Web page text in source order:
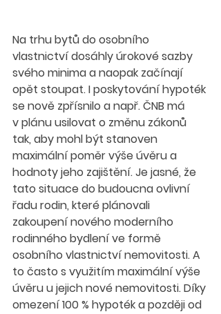
Na trhu bytů do osobního
vlastnictví dosáhly úrokové sazby
svého minima a naopak začínají
opět stoupat. I poskytování hypoték
se nově zpřísnilo a např. ČNB má
v plánu usilovat o změnu zákonů
tak, aby mohl být stanoven
maximální poměr výše úvěru a
hodnoty jeho zajištění. Je jasné, že
tato situace do budoucna ovlivní
řadu rodin, které plánovali
zakoupení nového moderního
rodinného bydlení ve formě
osobního vlastnictví nemovitosti. A
to často s využitím maximální výše
úvěru u jejich nové nemovitosti. Díky
omezení 100 % hypoték a později od